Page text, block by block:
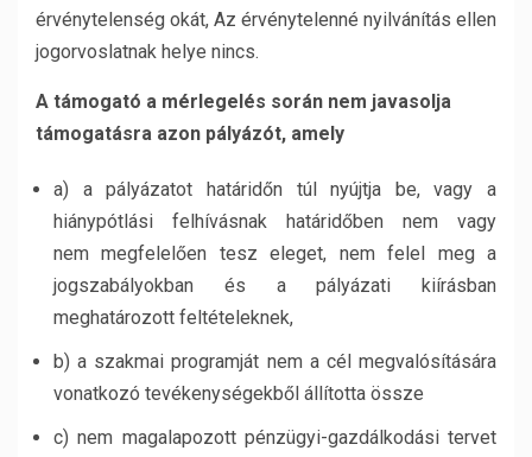
érvénytelenség okát, Az érvénytelenné nyilvánítás ellen
jogorvoslatnak helye nincs.
A támogató a mérlegelés során nem javasolja
támogatásra azon pályázót, amely
a) a pályázatot határidőn túl nyújtja be, vagy a
hiánypótlási felhívásnak határidőben nem vagy
nem megfelelően tesz eleget, nem felel meg a
jogszabályokban és a pályázati kiírásban
meghatározott feltételeknek,
b) a szakmai programját nem a cél megvalósítására
vonatkozó tevékenységekből állította össze
c) nem magalapozott pénzügyi-gazdálkodási tervet